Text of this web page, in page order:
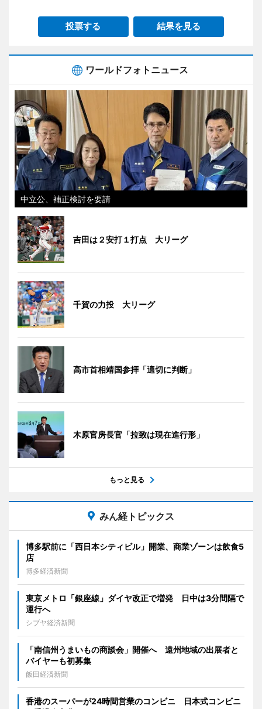
投票する 結果を見る
ワールドフォトニュース
中立公、補正検討を要請
吉田は２安打１打点 大リーグ
千賀の力投 大リーグ
高市首相靖国参拝「適切に判断」
木原官房長官「拉致は現在進行形」
もっと見る
みん経トピックス
博多駅前に「西日本シティビル」開業、商業ゾーンは飲食5
店
博多経済新聞
東京メトロ「銀座線」ダイヤ改正で増発 日中は3分間隔で
運行へ
シブヤ経済新聞
「南信州うまいもの商談会」開催へ 遠州地域の出展者と
バイヤーも初募集
飯田経済新聞
香港のスーパーが24時間営業のコンビニ 日本式コンビニ